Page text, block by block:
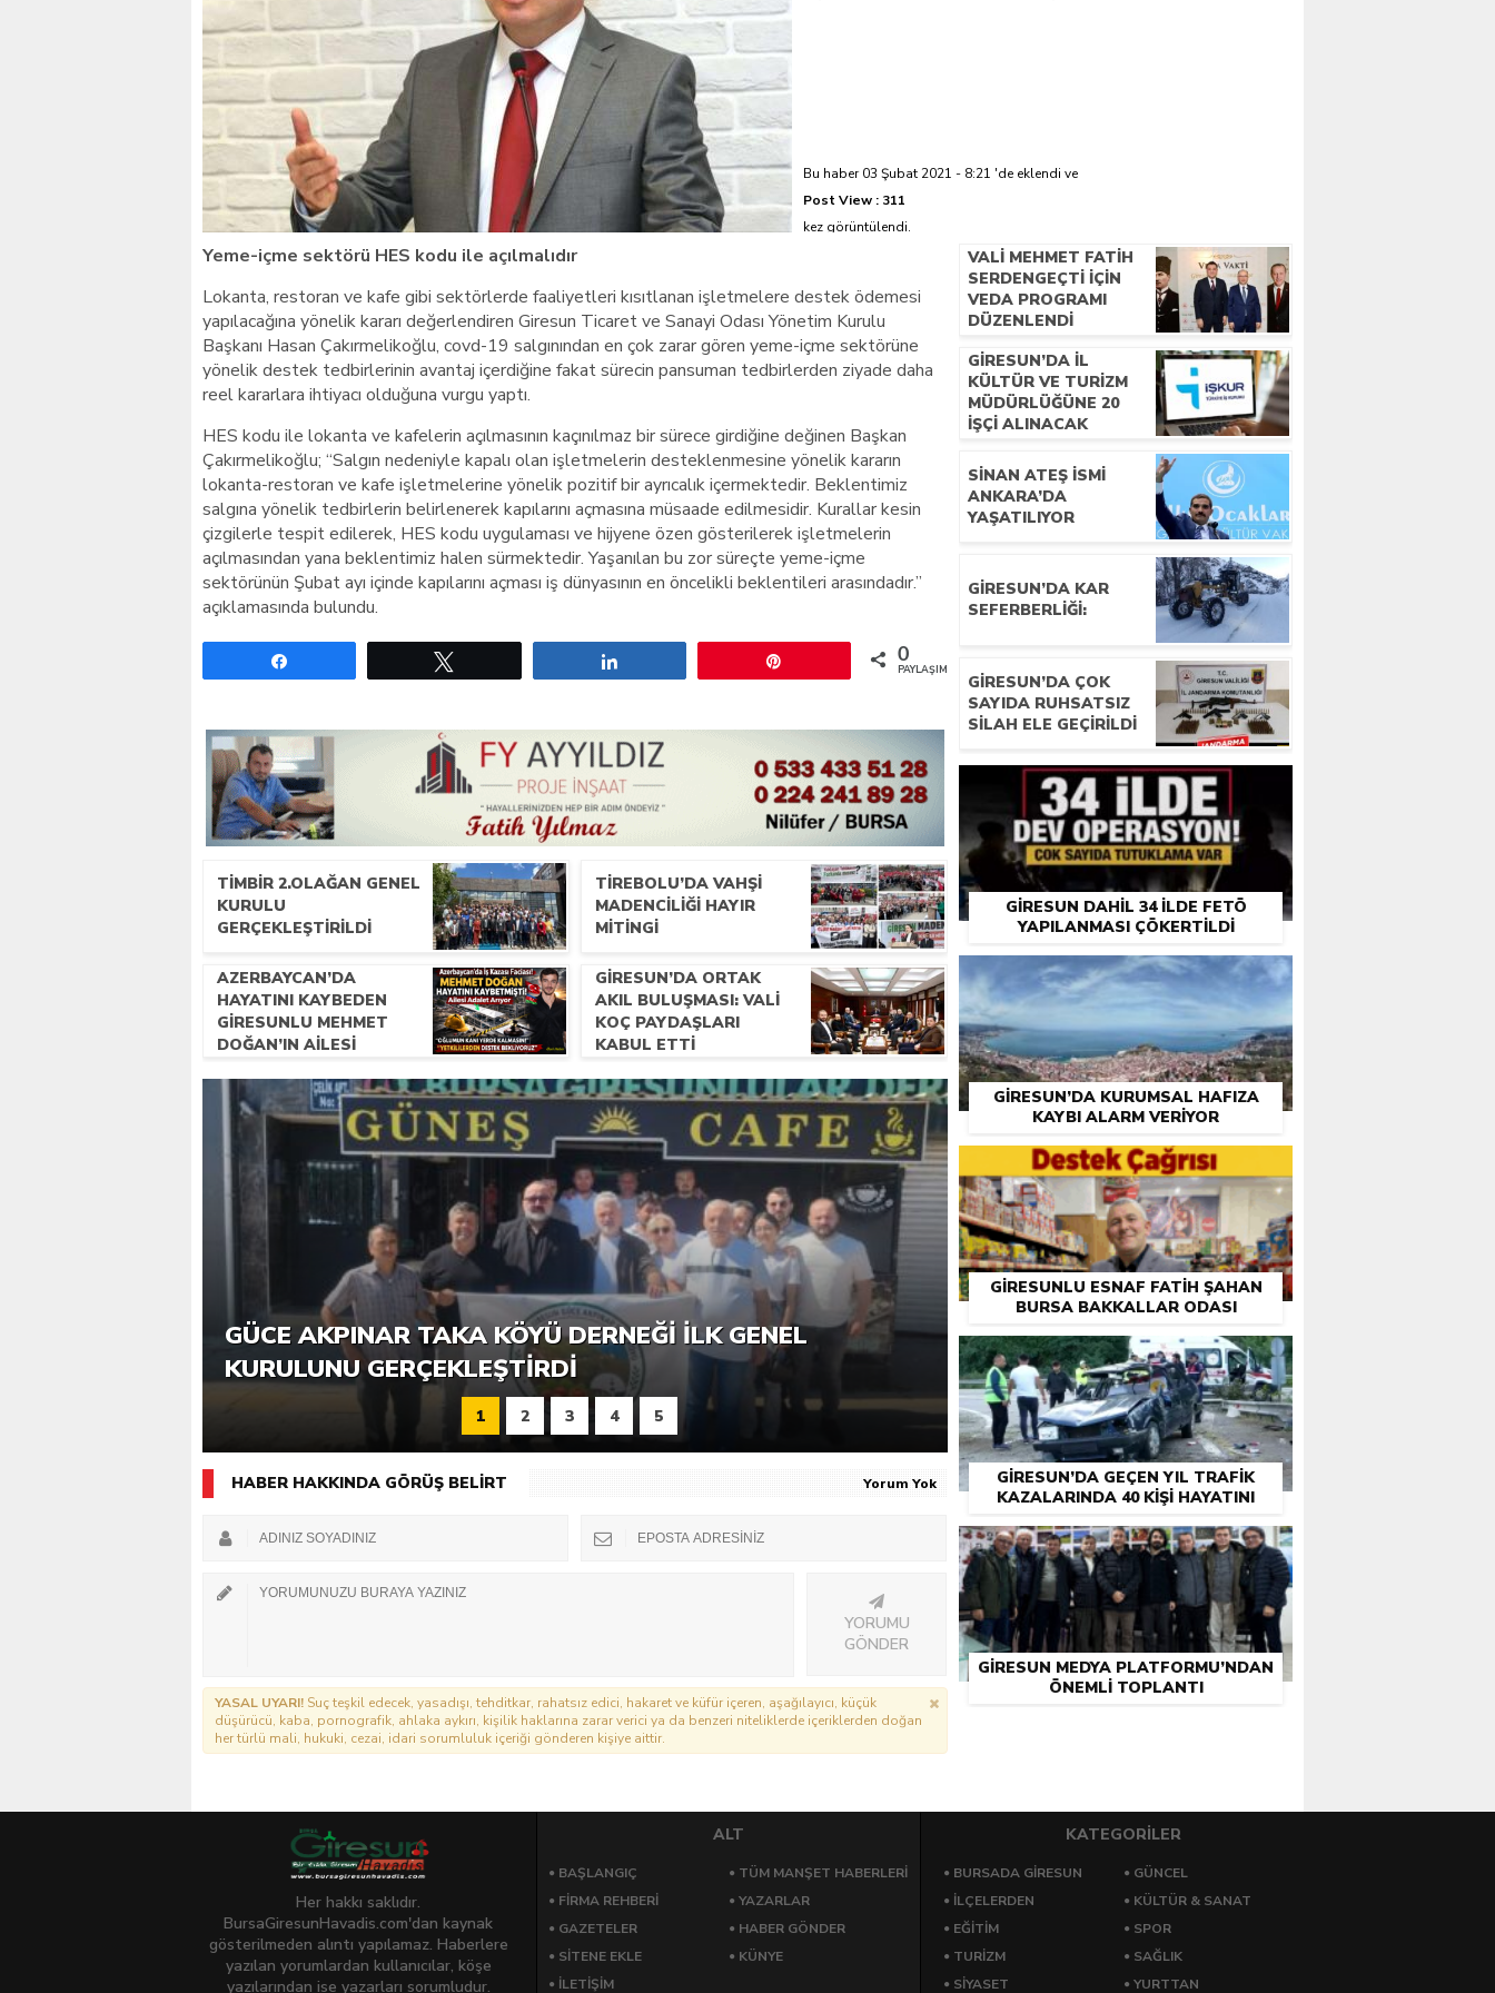
Giresunlu sürücü Orhangazi’de hayatını kaybetti
Bu haber 03 Şubat 2021 - 8:21 'de eklendi ve
Post View : 311
kez görüntülendi.
Yeme-içme sektörü HES kodu ile açılmalıdır
Lokanta, restoran ve kafe gibi sektörlerde faaliyetleri kısıtlanan işletmelere destek ödemesi
yapılacağına yönelik kararı değerlendiren Giresun Ticaret ve Sanayi Odası Yönetim Kurulu
Başkanı Hasan Çakırmelikoğlu, covd-19 salgınından en çok zarar gören yeme-içme sektörüne
yönelik destek tedbirlerinin avantaj içerdiğine fakat sürecin pansuman tedbirlerden ziyade daha
reel kararlara ihtiyacı olduğuna vurgu yaptı.
HES kodu ile lokanta ve kafelerin açılmasının kaçınılmaz bir sürece girdiğine değinen Başkan
Çakırmelikoğlu; “Salgın nedeniyle kapalı olan işletmelerin desteklenmesine yönelik kararın
lokanta-restoran ve kafe işletmelerine yönelik pozitif bir ayrıcalık içermektedir. Beklentimiz
salgına yönelik tedbirlerin belirlenerek kapılarını açmasına müsaade edilmesidir. Kurallar kesin
çizgilerle tespit edilerek, HES kodu uygulaması ve hijyene özen gösterilerek işletmelerin
açılmasından yana beklentimiz halen sürmektedir. Yaşanılan bu zor süreçte yeme-içme
sektörünün Şubat ayı içinde kapılarını açması iş dünyasının en öncelikli beklentileri arasındadır.”
açıklamasında bulundu.
0
PAYLAŞIMLAR
TİMBİR 2.OLAĞAN GENEL
KURULU
GERÇEKLEŞTIRILDI
TIREBOLU’DA VAHŞI
MADENCILIĞI HAYIR
MITINGI
AZERBAYCAN’DA
HAYATINI KAYBEDEN
GIRESUNLU MEHMET
DOĞAN’IN AILESI
GIRESUN’DA ORTAK
AKIL BULUŞMASI: VALI
KOÇ PAYDAŞLARI
KABUL ETTI
6. GÜCE TEKKEKÖY DERNEĞI PIKNIK ŞÖLENI YOĞUN
KATILIMLA GERÇEKLEŞTI
GÜCE AKPINAR TAKA KÖYÜ DERNEĞI İLK GENEL
KURULUNU GERÇEKLEŞTIRDI
1 2 3 4 5
HABER HAKKINDA GÖRÜŞ BELİRT Yorum Yok
YORUMU
GÖNDER
YASAL UYARI! Suç teşkil edecek, yasadışı, tehditkar, rahatsız edici, hakaret ve küfür içeren, aşağılayıcı, küçük
düşürücü, kaba, pornografik, ahlaka aykırı, kişilik haklarına zarar verici ya da benzeri niteliklerde içeriklerden doğan
her türlü mali, hukuki, cezai, idari sorumluluk içeriği gönderen kişiye aittir.
VALI MEHMET FATIH
SERDENGEÇTI İÇIN
VEDA PROGRAMI
DÜZENLENDI
GIRESUN’DA İL
KÜLTÜR VE TURIZM
MÜDÜRLÜĞÜNE 20
İŞÇI ALINACAK
SINAN ATEŞ İSMI
ANKARA’DA
YAŞATILIYOR
GIRESUN’DA KAR
SEFERBERLIĞI:
GIRESUN’DA ÇOK
SAYIDA RUHSATSIZ
SILAH ELE GEÇIRILDI
GIRESUN DAHIL 34 ILDE FETÖ
YAPILANMASI ÇÖKERTILDI
GIRESUN’DA KURUMSAL HAFIZA
KAYBI ALARM VERIYOR
GIRESUNLU ESNAF FATIH ŞAHAN
BURSA BAKKALLAR ODASI
GIRESUN’DA GEÇEN YIL TRAFIK
KAZALARINDA 40 KIŞI HAYATINI
GIRESUN MEDYA PLATFORMU’NDAN
ÖNEMLI TOPLANTI
Her hakkı saklıdır.
BursaGiresunHavadis.com'dan kaynak
gösterilmeden alıntı yapılamaz. Haberlere
yazılan yorumlardan kullanıcılar, köşe
yazılarından ise yazarları sorumludur.
ALT
BAŞLANGIÇ
TÜM MANŞET HABERLERİ
FİRMA REHBERİ
YAZARLAR
GAZETELER
HABER GÖNDER
SİTENE EKLE
KÜNYE
İLETİŞİM
KATEGORİLER
BURSADA GİRESUN
GÜNCEL
İLÇELERDEN
KÜLTÜR & SANAT
EĞİTİM
SPOR
TURİZM
SAĞLIK
SİYASET
YURTTAN